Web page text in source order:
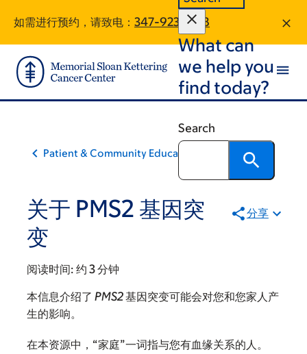
main
content
footer
如需进行预约，请致电： 347-923-8718
What can
we help you
find today?
Search
Patient & Community Education
关于 PMS2 基因突
变
分享
阅读时间: 约 3 分钟
本信息介绍了 PMS2基因突变可能会对您和您家人产
生的影响。
在本资源中，“家庭”一词指与您有血缘关系的人。